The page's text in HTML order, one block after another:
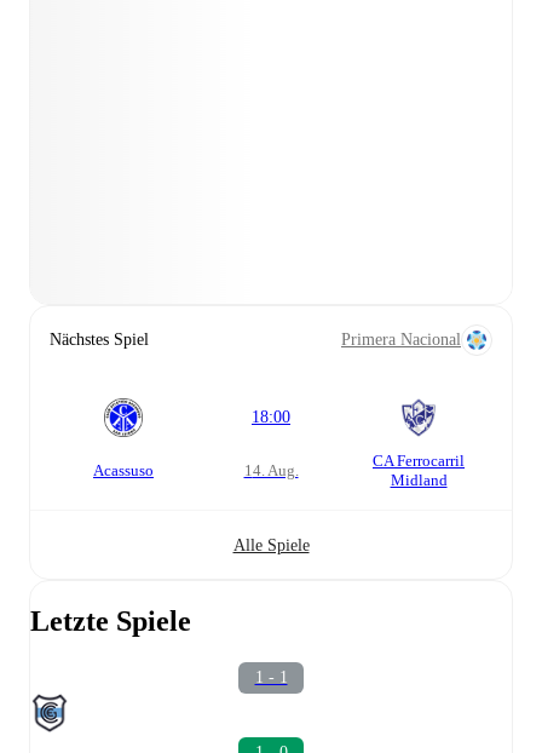
Nächstes Spiel Primera Nacional
Acassuso
18:00
14. Aug.
CA Ferrocarril
Midland
Alle Spiele
Letzte Spiele
1 - 1